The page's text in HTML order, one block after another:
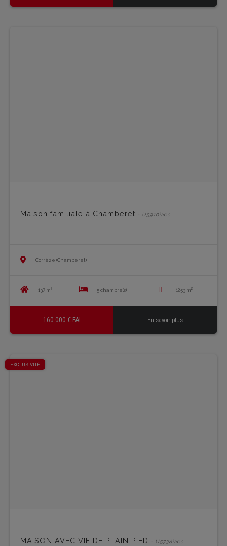
Maison familiale à Chamberet - U5910iacc
Corrèze (Chamberet)
137 m² 5 chambre(s) 1253 m²
160 000 € FAI En savoir plus
EXCLUSIVITÉ
MAISON AVEC VIE DE PLAIN PIED - U5738iacc